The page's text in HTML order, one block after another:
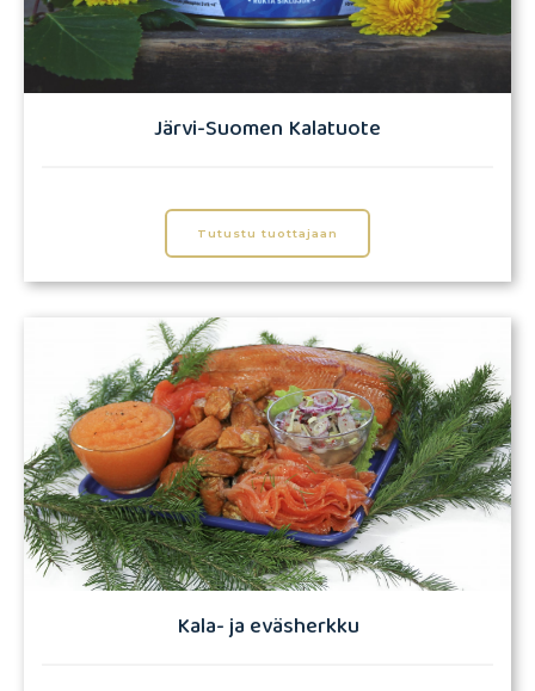
Järvi-Suomen Kalatuote
Tutustu tuottajaan
Kala- ja eväsherkku